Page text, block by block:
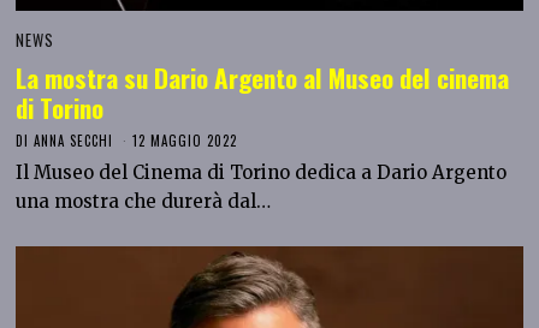
NEWS
La mostra su Dario Argento al Museo del cinema
di Torino
DIANNA SECCHI 12 MAGGIO 2022
Il Museo del Cinema di Torino dedica a Dario Argento
una mostra che durerà dal…